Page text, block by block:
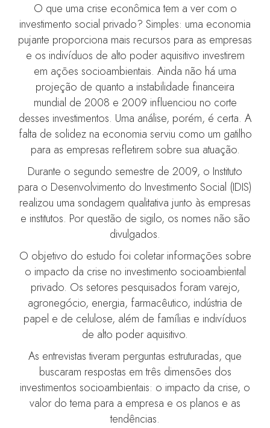
O que uma crise econômica tem a ver com o
investimento social privado? Simples: uma economia
pujante proporciona mais recursos para as empresas
e os indivíduos de alto poder aquisitivo investirem
em ações socioambientais. Ainda não há uma
projeção de quanto a instabilidade financeira
mundial de 2008 e 2009 influenciou no corte
desses investimentos. Uma análise, porém, é certa. A
falta de solidez na economia serviu como um gatilho
para as empresas refletirem sobre sua atuação.
Durante o segundo semestre de 2009, o Instituto
para o Desenvolvimento do Investimento Social (IDIS)
realizou uma sondagem qualitativa junto às empresas
e institutos. Por questão de sigilo, os nomes não são
divulgados.
O objetivo do estudo foi coletar informações sobre
o impacto da crise no investimento socioambiental
privado. Os setores pesquisados foram varejo,
agronegócio, energia, farmacêutico, indústria de
papel e de celulose, além de famílias e indivíduos
de alto poder aquisitivo.
As entrevistas tiveram perguntas estruturadas, que
buscaram respostas em três dimensões dos
investimentos socioambientais: o impacto da crise, o
valor do tema para a empresa e os planos e as
tendências.